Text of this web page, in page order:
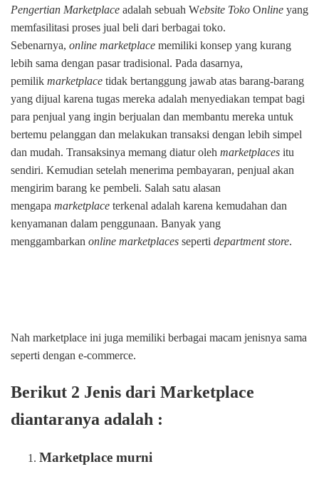
Pengertian Marketplace adalah sebuah Website Toko Online yang
memfasilitasi proses jual beli dari berbagai toko.
Sebenarnya, online marketplace memiliki konsep yang kurang
lebih sama dengan pasar tradisional. Pada dasarnya,
pemilik marketplace tidak bertanggung jawab atas barang-barang
yang dijual karena tugas mereka adalah menyediakan tempat bagi
para penjual yang ingin berjualan dan membantu mereka untuk
bertemu pelanggan dan melakukan transaksi dengan lebih simpel
dan mudah. Transaksinya memang diatur oleh marketplaces itu
sendiri. Kemudian setelah menerima pembayaran, penjual akan
mengirim barang ke pembeli. Salah satu alasan
mengapa marketplace terkenal adalah karena kemudahan dan
kenyamanan dalam penggunaan. Banyak yang
menggambarkan online marketplaces seperti department store.
Nah marketplace ini juga memiliki berbagai macam jenisnya sama
seperti dengan e-commerce.
Berikut 2 Jenis dari Marketplace
diantaranya adalah :
Marketplace murni